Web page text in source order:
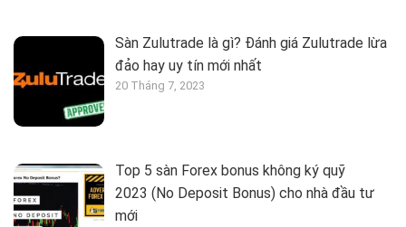
Sàn Zulutrade là gì? Đánh giá Zulutrade lừa
đảo hay uy tín mới nhất
20 Tháng 7, 2023
Top 5 sàn Forex bonus không ký quỹ
2023 (No Deposit Bonus) cho nhà đầu tư
mới